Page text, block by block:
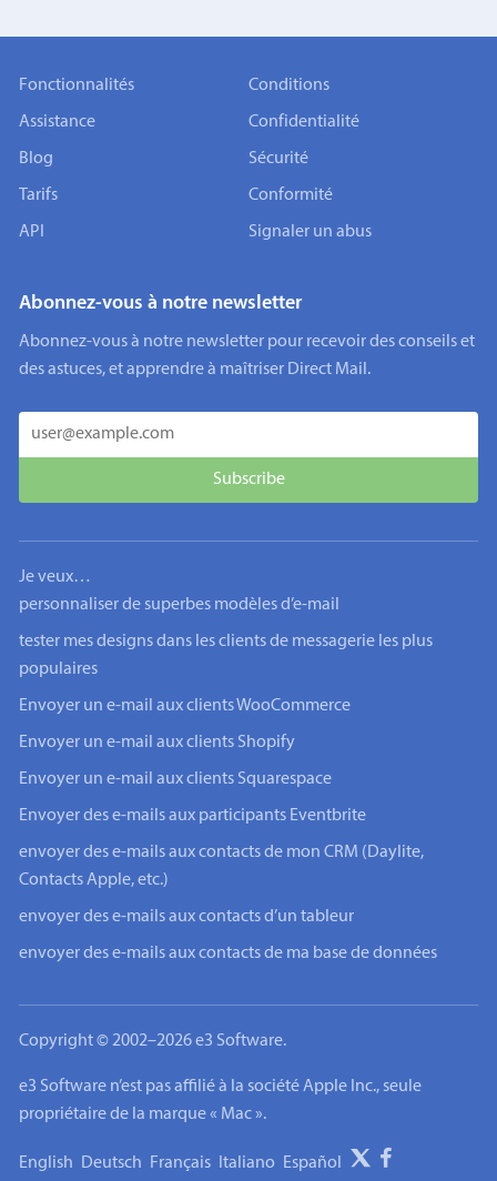
Fonctionnalités
Assistance
Blog
Tarifs
API
Conditions
Confidentialité
Sécurité
Conformité
Signaler un abus
Abonnez-vous à notre newsletter
Abonnez-vous à notre newsletter pour recevoir des conseils et
des astuces, et apprendre à maîtriser Direct Mail.
Je veux…
personnaliser de superbes modèles d’e-mail
tester mes designs dans les clients de messagerie les plus
populaires
Envoyer un e-mail aux clients WooCommerce
Envoyer un e-mail aux clients Shopify
Envoyer un e-mail aux clients Squarespace
Envoyer des e-mails aux participants Eventbrite
envoyer des e-mails aux contacts de mon CRM (Daylite,
Contacts Apple, etc.)
envoyer des e-mails aux contacts d’un tableur
envoyer des e-mails aux contacts de ma base de données
Copyright © 2002–2026 e3 Software.
e3 Software n’est pas affilié à la société Apple Inc., seule
propriétaire de la marque « Mac ».
English Deutsch Français Italiano Español